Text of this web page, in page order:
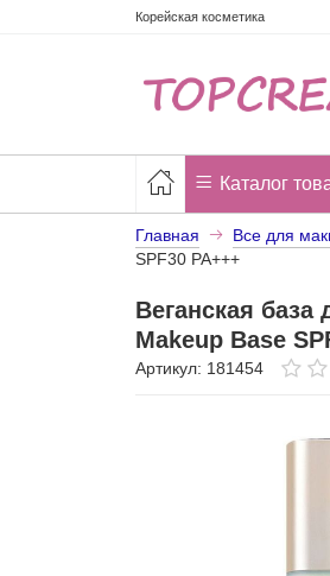
Корейская косметика
Каталог
Главная Все для
SPF30 PA+++
Веганская
Makeup Base
Артикул: 181454